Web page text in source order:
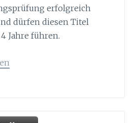
erfolgreich
dürfen diesen Titel
Jahre führen.